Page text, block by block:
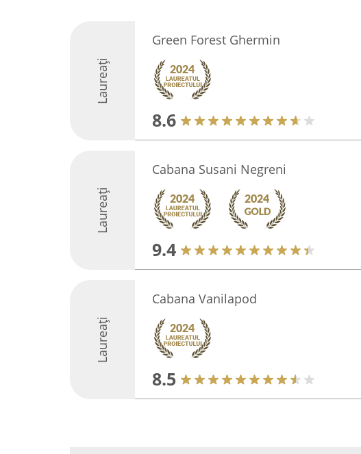
Laureați
Green Forest Ghermin
8.6
Laureați
Cabana Susani Negreni
9.4
Laureați
Cabana Vanilapod
8.5